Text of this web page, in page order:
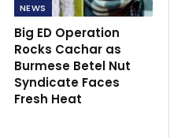
NEWS
Big ED Operation
Rocks Cachar as
Burmese Betel Nut
Syndicate Faces
Fresh Heat